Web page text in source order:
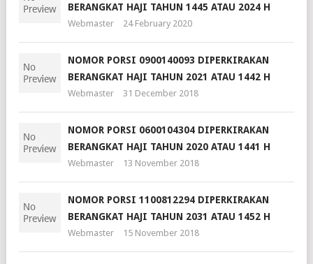
BERANGKAT HAJI TAHUN 1445 ATAU 2024 H
Webmaster 24 February 2020
NOMOR PORSI 0900140093 DIPERKIRAKAN
BERANGKAT HAJI TAHUN 2021 ATAU 1442 H
Webmaster 31 December 2018
NOMOR PORSI 0600104304 DIPERKIRAKAN
BERANGKAT HAJI TAHUN 2020 ATAU 1441 H
Webmaster 13 November 2018
NOMOR PORSI 1100812294 DIPERKIRAKAN
BERANGKAT HAJI TAHUN 2031 ATAU 1452 H
Webmaster 15 November 2018